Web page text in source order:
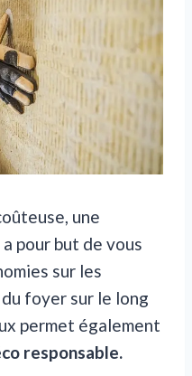
une
pour but de vous
sur les
foyer sur le long
permet également
responsable.